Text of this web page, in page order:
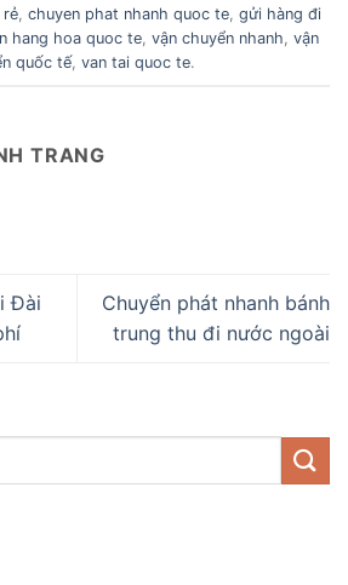
rẻ chuyen phat nhanh quoc te gửi hàng đi
hang hoa quoc te vận chuyển nhanh vận
quốc tế, van tai quoc te.
TRANG
Đài
Chuyển phát nhanh bánh
trung thu đi nước ngoài